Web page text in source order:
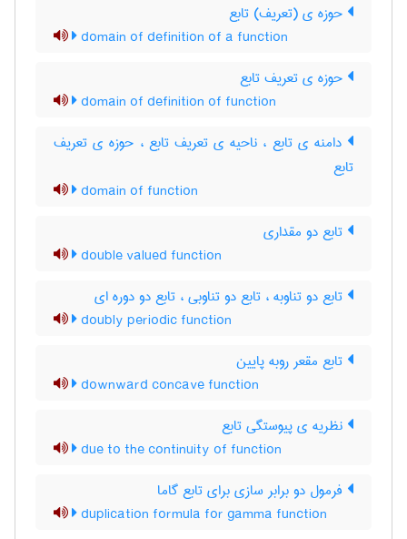
حوزه ی (تعریف) تابع
domain of definition of a function
حوزه ی تعریف تابع
domain of definition of function
دامنه ی تابع ، ناحیه ی تعریف تابع ، حوزه ی تعریف
تابع
domain of function
تابع دو مقداری
double valued function
تابع دو تناوبه ، تابع دو تناوبی ، تابع دو دوره ای
doubly periodic function
تابع مقعر روبه پایین
downward concave function
نظریه ی پیوستگی تابع
due to the continuity of function
فرمول دو برابر سازی برای تابع گاما
duplication formula for gamma function